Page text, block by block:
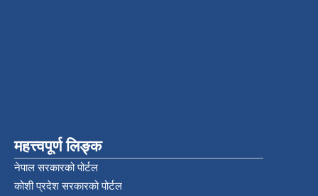
महत्त्वपूर्ण लिङ्क
नेपाल सरकारको पोर्टल
कोशी प्रदेश सरकारको पोर्टल